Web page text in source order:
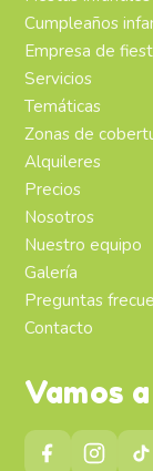
Cumpleaños
Empresa de
Servicios
Temáticas
Zonas de
Alquileres
Precios
Nosotros
Nuestro equipo
Galería
Preguntas
Contacto
Vamos